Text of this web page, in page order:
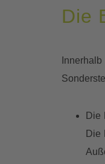
Die
Die
Die